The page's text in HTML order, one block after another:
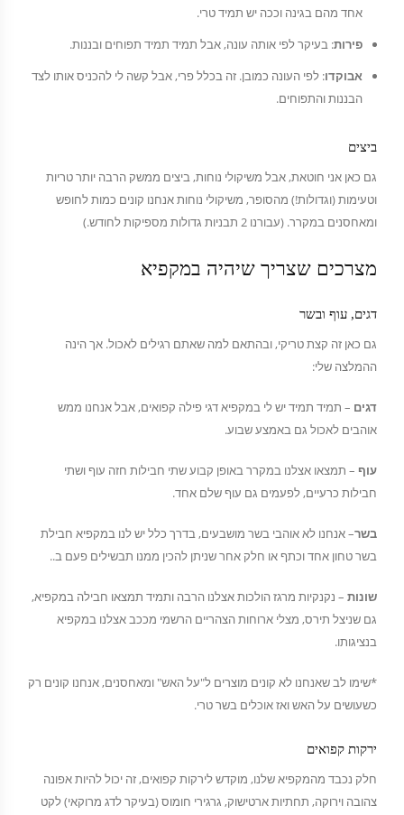
אחד מהם בגינה וככה יש תמיד טרי.
פירות: בעיקר לפי אותה עונה, אבל תמיד תמיד תפוחים ובננות.
אבוקדו: לפי העונה כמובן. זה בכלל פרי, אבל קשה לי להכניס אותו לצד
הבננות והתפוחים.
ביצים
גם כאן אני חוטאת, אבל משיקולי נוחות, ביצים ממשק הרבה יותר טריות
וטעימות (וגדולות!) מהסופר, משיקולי נוחות אנחנו קונים כמות לחופש
ומאחסנים במקרר. (עבורנו 2 תבניות גדולות מספיקות לחודש.)
מצרכים שצריך שיהיה במקפיא
דגים, עוף ובשר
גם כאן זה קצת טריקי, ובהתאם למה שאתם רגילים לאכול. אך הינה
ההמלצה שלי:
דגים – תמיד תמיד יש לי במקפיא דגי פילה קפואים, אבל אנחנו ממש
אוהבים לאכול גם באמצע שבוע.
עוף – תמצאו אצלנו במקרר באופן קבוע שתי חבילות חזה עוף ושתי
חבילות כרעיים, לפעמים גם עוף שלם אחד.
בשר– אנחנו לא אוהבי בשר מושבעים, בדרך כלל יש לנו במקפיא חבילת
בשר טחון אחד וכתף או חלק אחר שניתן להכין ממנו תבשילים פעם ב..
שונות – נקנקיות מרגז הולכות אצלנו הרבה ותמיד תמצאו חבילה במקפיא,
גם שניצל תירס, מצלי ארוחות הצהריים הרשמי מככב אצלנו במקפיא
בנציגותו.
*שימו לב שאנחנו לא קונים מוצרים ל"על האש" ומאחסנים, אנחנו קונים רק
כשעושים על האש ואז אוכלים בשר טרי.
ירקות קפואים
חלק נכבד מהמקפיא שלנו, מוקדש לירקות קפואים, זה יכול להיות אפונה
צהובה וירוקה, תחתיות ארטישוק, גרגירי חומוס (בעיקר לדג מרוקאי) לקט